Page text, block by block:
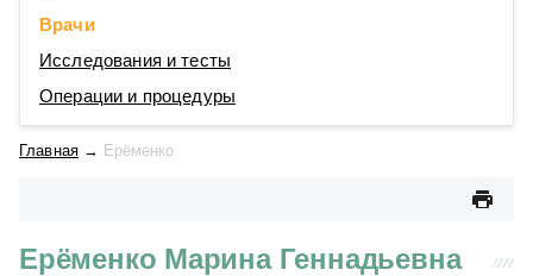
Врачи
Исследования и тесты
Операции и процедуры
Главная → Ерёменко
Ерёменко Марина Геннадьевна